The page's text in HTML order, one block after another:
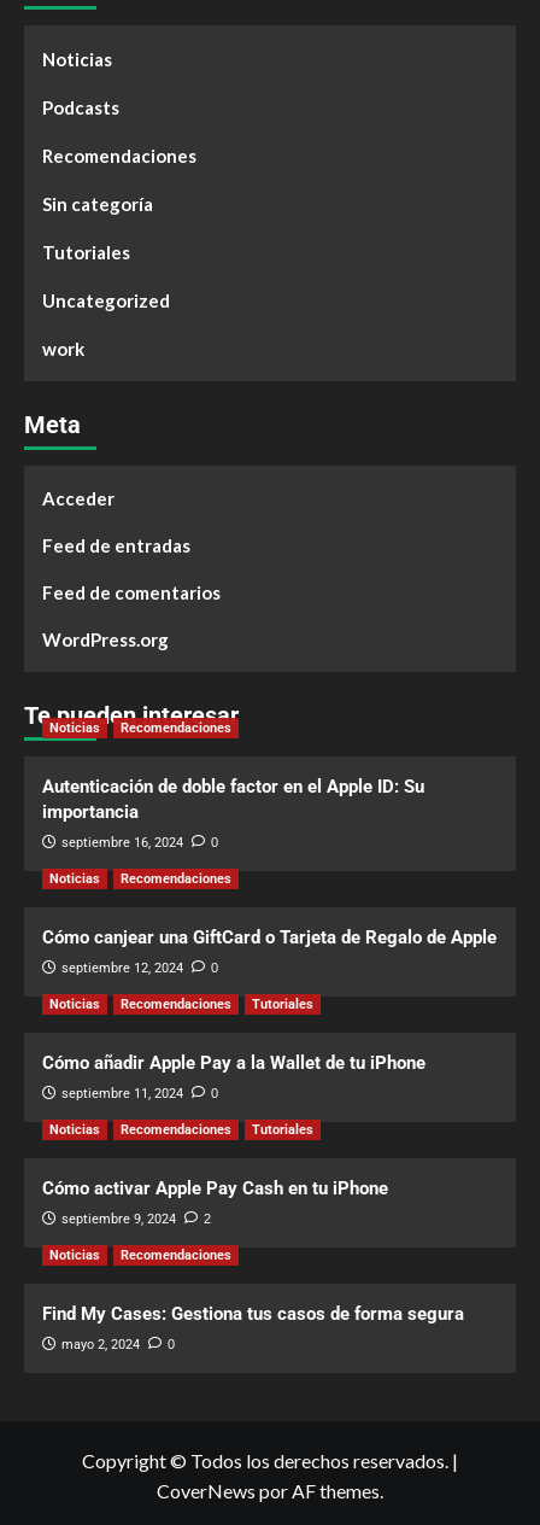
Noticias
Podcasts
Recomendaciones
Sin categoría
Tutoriales
Uncategorized
work
Meta
Acceder
Feed de entradas
Feed de comentarios
WordPress.org
Te pueden interesar
Noticias Recomendaciones
Autenticación de doble factor en el Apple ID: Su
importancia
septiembre 16, 2024 0
Noticias Recomendaciones
Cómo canjear una GiftCard o Tarjeta de Regalo de Apple
septiembre 12, 2024 0
Noticias Recomendaciones Tutoriales
Cómo añadir Apple Pay a la Wallet de tu iPhone
septiembre 11, 2024 0
Noticias Recomendaciones Tutoriales
Cómo activar Apple Pay Cash en tu iPhone
septiembre 9, 2024 2
Noticias Recomendaciones
Find My Cases: Gestiona tus casos de forma segura
mayo 2, 2024 0
Copyright © Todos los derechos reservados. |
CoverNews por AF themes.